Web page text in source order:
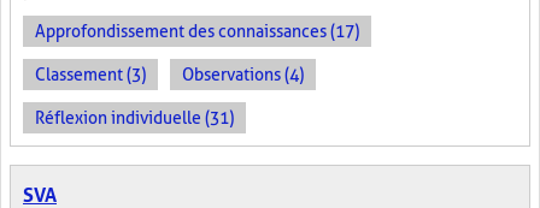
Approfondissement des connaissances (17)
Classement (3) Observations (4)
Réflexion individuelle (31)
SVA